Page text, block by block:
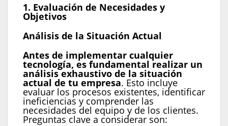
1. Evaluación de Necesidades y
Objetivos
Análisis de la Situación Actual
Antes de implementar cualquier
tecnología, es fundamental realizar un
análisis exhaustivo de la situación
actual de tu empresa. Esto incluye
evaluar los procesos existentes, identificar
ineficiencias y comprender las
necesidades del equipo y de los clientes.
Preguntas clave a considerar son: